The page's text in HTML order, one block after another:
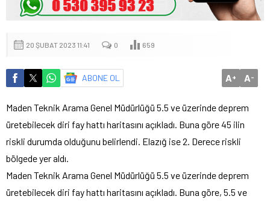
20 ŞUBAT 2023 11:41 0 659
ABONE OL A+ A-
Maden Teknik Arama Genel Müdürlüğü 5.5 ve üzerinde deprem
üretebilecek diri fay hattı haritasını açıkladı. Buna göre 45 ilin
riskli durumda olduğunu belirlendi. Elazığ ise 2. Derece riskli
bölgede yer aldı.
Maden Teknik Arama Genel Müdürlüğü 5.5 ve üzerinde deprem
üretebilecek diri fay hattı haritasını açıkladı. Buna göre, 5.5 ve